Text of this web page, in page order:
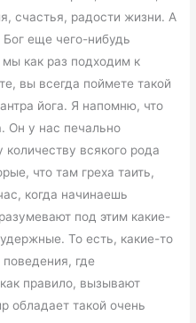
счастья, радости жизни. А
еще чего-нибудь
как раз подходим к
вы всегда поймете такой
йога. Я напомню, что
Он у нас печально
всякого рода
что там греха таить,
когда начинаешь
под этим какие-
То есть, какие-то
где
правило, вызывают
обладает такой очень